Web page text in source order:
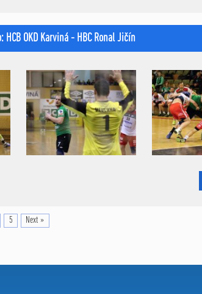
HCB OKD Karviná - HBC Ronal Jičín
5 Next »